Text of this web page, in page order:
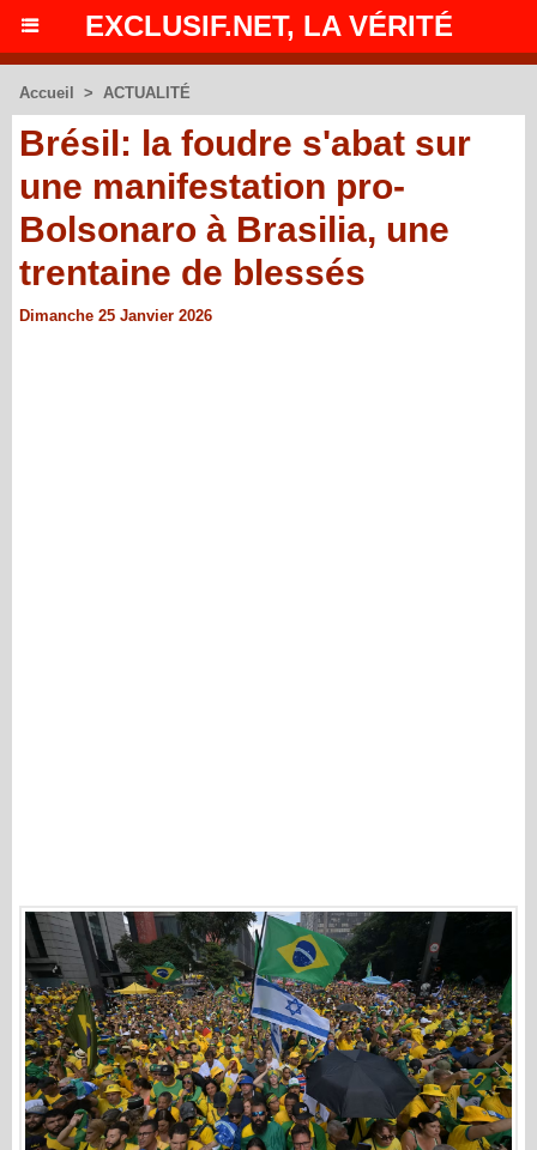
EXCLUSIF.NET, LA VÉRITÉ
Accueil > ACTUALITÉ
Brésil: la foudre s'abat sur
une manifestation pro-
Bolsonaro à Brasilia, une
trentaine de blessés
Dimanche 25 Janvier 2026